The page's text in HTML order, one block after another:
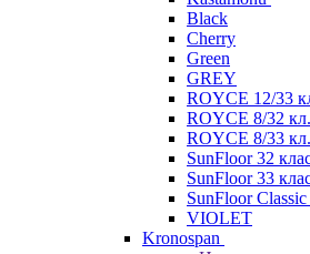
Black
Cherry
Green
GREY
ROYCE 12/33
ROYCE 8/32
ROYCE 8/33
SunFloor 32
SunFloor 33
SunFloor
VIOLET
Kronospan